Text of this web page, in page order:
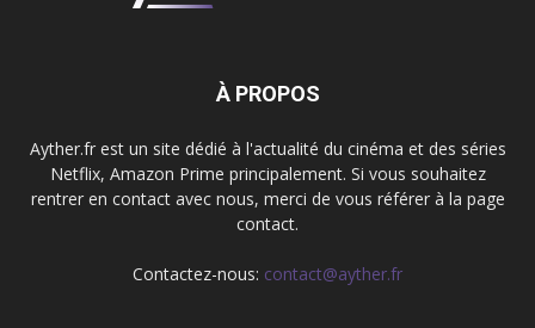
À PROPOS
Ayther.fr est un site dédié à l'actualité du cinéma et des séries
Netflix, Amazon Prime principalement. Si vous souhaitez
rentrer en contact avec nous, merci de vous référer à la page
contact.
Contactez-nous: contact@ayther.fr